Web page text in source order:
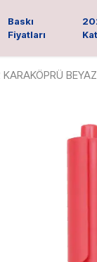
Baskı
Fiyatları
KARAKÖPRÜ